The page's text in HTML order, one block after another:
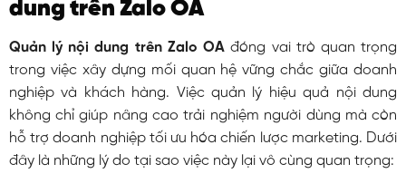
dung trên Zalo OA
Quản lý nội dung trên Zalo OA đóng vai trò quan trọng
trong việc xây dựng mối quan hệ vững chắc giữa doanh
nghiệp và khách hàng. Việc quản lý hiệu quả nội dung
không chỉ giúp nâng cao trải nghiệm người dùng mà còn
hỗ trợ doanh nghiệp tối ưu hóa chiến lược marketing. Dưới
đây là những lý do tại sao việc này lại vô cùng quan trọng: